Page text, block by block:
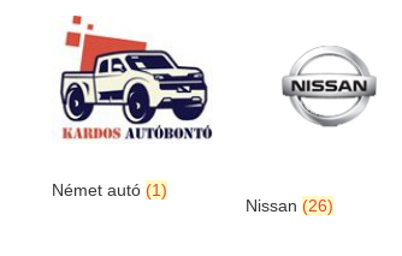
Német autó (1)
Nissan (26)